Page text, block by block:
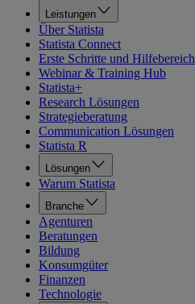
Leistungen
Über Statista
Statista Connect
Erste Schritte und Hilfebereich
Webinar & Training Hub
Statista+
Research Lösungen
Strategieberatung
Communication Lösungen
Statista R
Lösungen
Warum Statista
Branche
Agenturen
Beratungen
Bildung
Konsumgüter
Finanzen
Technologie